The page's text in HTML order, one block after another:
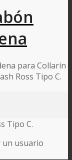
para Collarín
Ross Tipo C.
Tipo C.
un usuario